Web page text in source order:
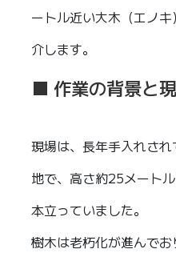
ートル近い大木（エノ
介します。
■ 作業の背景と
現場は、長年手入れさ
地で、高さ約25メート
本立っていました。
樹木は老朽化が進んで